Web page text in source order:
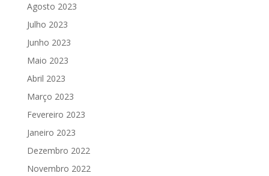
Agosto 2023
Julho 2023
Junho 2023
Maio 2023
Abril 2023
Março 2023
Fevereiro 2023
Janeiro 2023
Dezembro 2022
Novembro 2022